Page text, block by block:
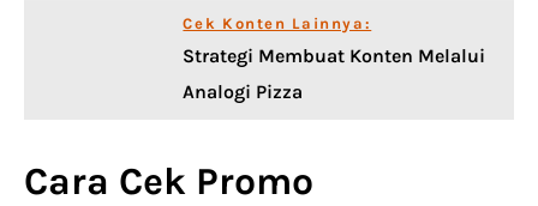
Cek Konten Lainnya:
Strategi Membuat Konten Melalui
Analogi Pizza
Cara Cek Promo